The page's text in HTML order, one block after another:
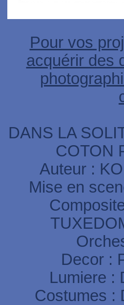
Pour vos
acquérir des
DANS LA
COTON
Auteur :
Mise en
Decor :
Lumiere :
Costumes :